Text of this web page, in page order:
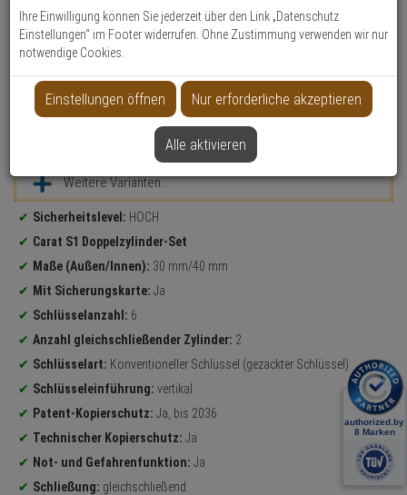
Suche
Produktmerkmale
Weitere Varianten...
Produktinformationen
Sicherheitslevel: HOCH
Carat S1 Doppelzylinder-Set
Maße (Außen/Innen): 30 mm/40 mm
Mit Sicherungskarte: Ja
Schlüsselanzahl: 6
Anzahl gleichschließender Zylinder: 2
Schlüsselart: Konventioneller Schlüssel (gezackter Schlüssel)
Schlüsseleinführung: vertikal
Patent-Kopierschutz: Ja, bis 2036
Technischer Kopierschutz: Ja
Not- und Gefahrenfunktion: Ja
Schließung: gleichschließend
Ihre Einwilligung können Sie jederzeit über den Link „Datenschutz
Einstellungen“ im Footer widerrufen. Ohne Zustimmung verwenden wir nur
notwendige Cookies.
Einstellungen öffnen Nur erforderliche akzeptieren
Alle aktivieren